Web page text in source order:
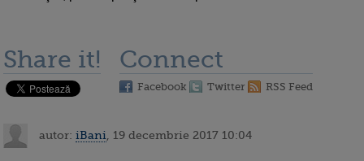
Share it! Connect
Facebook Twitter RSS Feed
autor: iBani , 19 decembrie 2017 10:04